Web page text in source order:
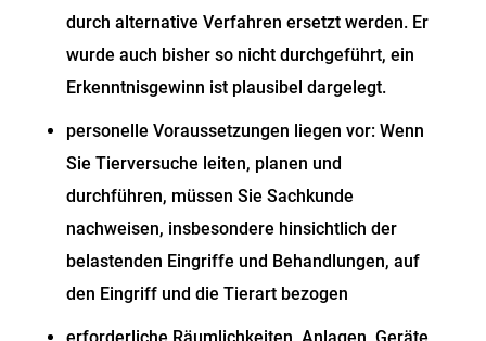
durch alternative Verfahren ersetzt werden. Er
wurde auch bisher so nicht durchgeführt, ein
Erkenntnisgewinn ist plausibel dargelegt.
personelle Voraussetzungen liegen vor: Wenn
Sie Tierversuche leiten, planen und
durchführen, müssen Sie Sachkunde
nachweisen, insbesondere hinsichtlich der
belastenden Eingriffe und Behandlungen, auf
den Eingriff und die Tierart bezogen